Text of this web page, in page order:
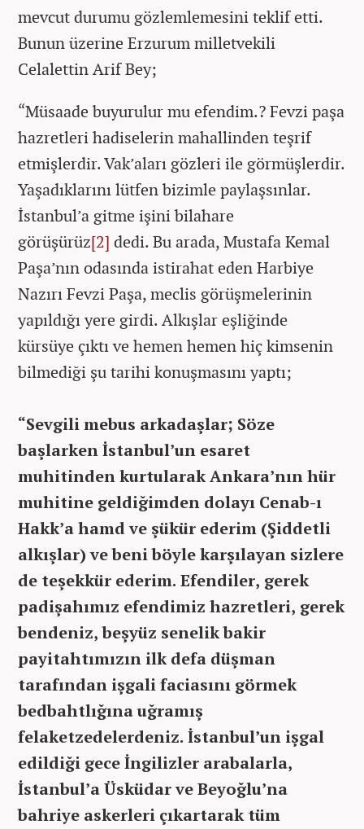
mevcut durumu gözlemlemesini teklif etti.
Bunun üzerine Erzurum milletvekili
Celalettin Arif Bey;
“Müsaade buyurulur mu efendim.? Fevzi paşa
hazretleri hadiselerin mahallinden teşrif
etmişlerdir. Vak’aları gözleri ile görmüşlerdir.
Yaşadıklarını lütfen bizimle paylaşsınlar.
İstanbul’a gitme işini bilahare
görüşürüz[2] dedi. Bu arada, Mustafa Kemal
Paşa’nın odasında istirahat eden Harbiye
Nazırı Fevzi Paşa, meclis görüşmelerinin
yapıldığı yere girdi. Alkışlar eşliğinde
kürsüye çıktı ve hemen hemen hiç kimsenin
bilmediği şu tarihi konuşmasını yaptı;
“Sevgili mebus arkadaşlar; Söze
başlarken İstanbul’un esaret
muhitinden kurtularak Ankara’nın hür
muhitine geldiğimden dolayı Cenab-ı
Hakk’a hamd ve şükür ederim (Şiddetli
alkışlar) ve beni böyle karşılayan sizlere
de teşekkür ederim. Efendiler, gerek
padişahımız efendimiz hazretleri, gerek
bendeniz, beşyüz senelik bakir
payitahtımızın ilk defa düşman
tarafından işgali faciasını görmek
bedbahtlığına uğramış
felaketzedelerdeniz. İstanbul’un işgal
edildiği gece İngilizler arabalarla,
İstanbul’a Üsküdar ve Beyoğlu’na
bahriye askerleri çıkartarak tüm